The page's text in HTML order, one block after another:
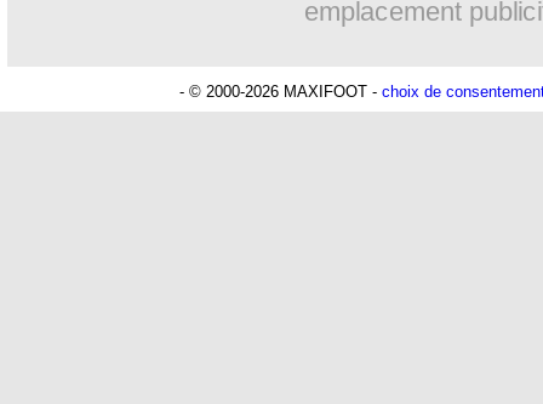
emplacement
- © 2000-2026 MAXIFOOT - choix de